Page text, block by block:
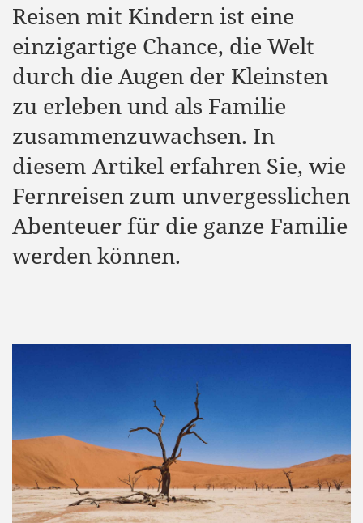
Reisen mit Kindern ist eine
einzigartige Chance, die Welt
durch die Augen der Kleinsten
zu erleben und als Familie
zusammenzuwachsen. In
diesem Artikel erfahren Sie, wie
Fernreisen zum unvergesslichen
Abenteuer für die ganze Familie
werden können.